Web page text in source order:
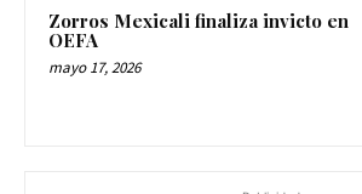
Zorros Mexicali finaliza invicto en
OEFA
mayo 17, 2026